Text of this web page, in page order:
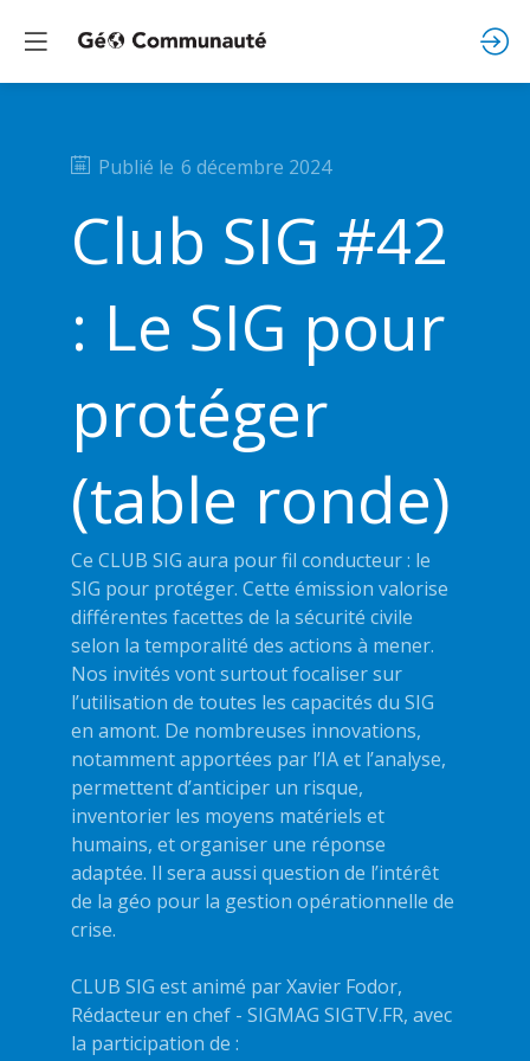
Publié le 6 décembre 2024
Club SIG #42
: Le SIG pour
protéger
(table ronde)
Ce CLUB SIG aura pour fil conducteur : le
SIG pour protéger. Cette émission valorise
différentes facettes de la sécurité civile
selon la temporalité des actions à mener.
Nos invités vont surtout focaliser sur
l’utilisation de toutes les capacités du SIG
en amont. De nombreuses innovations,
notamment apportées par l’IA et l’analyse,
permettent d’anticiper un risque,
inventorier les moyens matériels et
humains, et organiser une réponse
adaptée. Il sera aussi question de l’intérêt
de la géo pour la gestion opérationnelle de
crise.
CLUB SIG est animé par Xavier Fodor,
Rédacteur en chef - SIGMAG SIGTV.FR, avec
la participation de :